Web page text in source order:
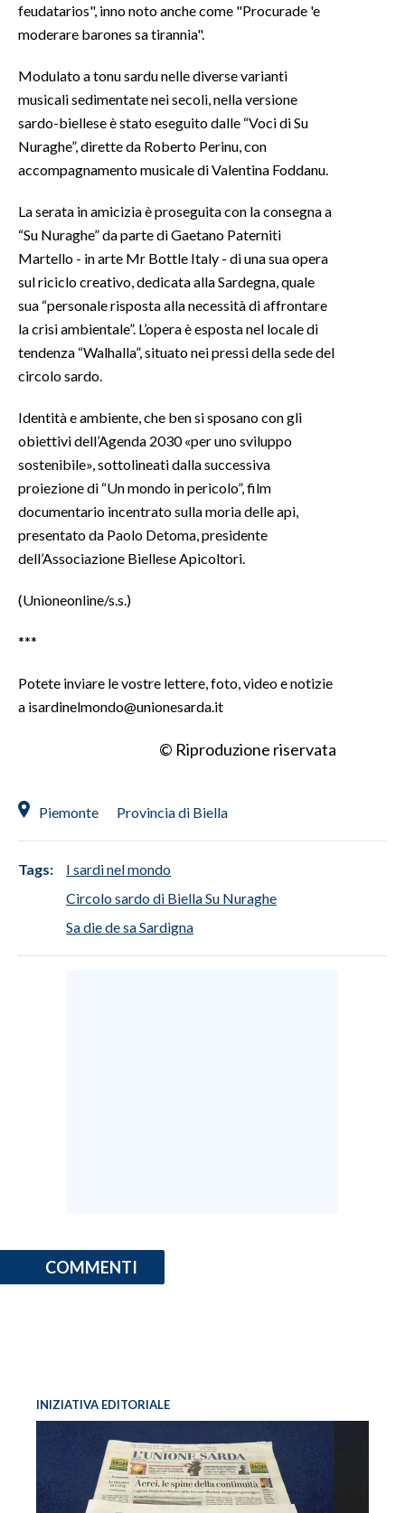
SALUTE
SARDI NEL MONDO
#CARAUNIONE
INSULARITÀ
INFO AZIENDE
NECROLOGI
PUBBLICITÀ
SPIAGGE
feudatarios", inno noto anche come "Procurade 'e
moderare barones sa tirannia".
Modulato a tonu sardu nelle diverse varianti
musicali sedimentate nei secoli, nella versione
sardo-biellese è stato eseguito dalle “Voci di Su
Nuraghe”, dirette da Roberto Perinu, con
accompagnamento musicale di Valentina Foddanu.
La serata in amicizia è proseguita con la consegna a
“Su Nuraghe” da parte di Gaetano Paterniti
Martello - in arte Mr Bottle Italy - di una sua opera
sul riciclo creativo, dedicata alla Sardegna, quale
sua “personale risposta alla necessità di affrontare
la crisi ambientale”. L’opera è esposta nel locale di
tendenza “Walhalla”, situato nei pressi della sede del
circolo sardo.
Identità e ambiente, che ben si sposano con gli
obiettivi dell’Agenda 2030 «per uno sviluppo
sostenibile», sottolineati dalla successiva
proiezione di “Un mondo in pericolo”, film
documentario incentrato sulla moria delle api,
presentato da Paolo Detoma, presidente
dell’Associazione Biellese Apicoltori.
(Unioneonline/s.s.)
***
Potete inviare le vostre lettere, foto, video e notizie
a isardinelmondo@unionesarda.it
© Riproduzione riservata
Piemonte Provincia di Biella
Tags:
I sardi nel mondo
Circolo sardo di Biella Su Nuraghe
Sa die de sa Sardigna
COMMENTI
INIZIATIVA EDITORIALE